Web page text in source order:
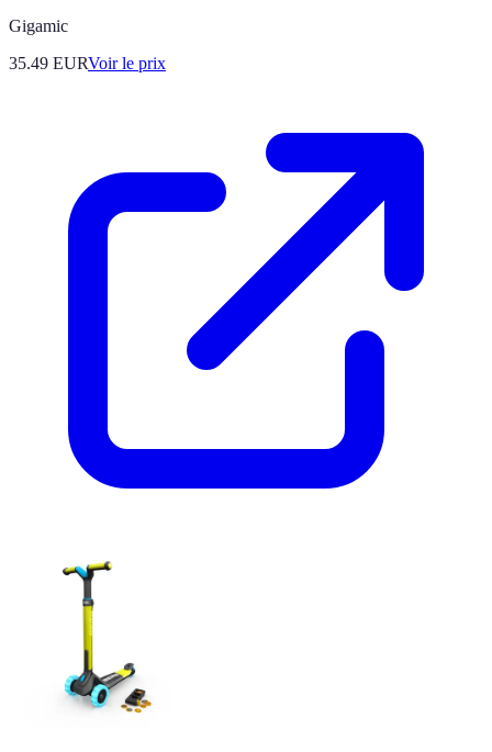
Gigamic
35.49 EURVoir le prix